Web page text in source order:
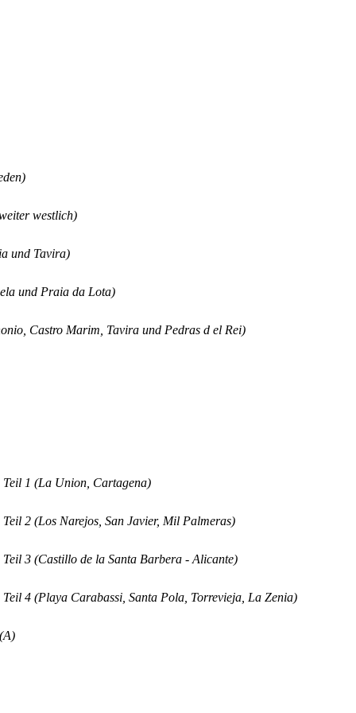
westlich)
und Tavira)
und Praia da Lota)
Castro Marim, Tavira und Pedras d el Rei)
1 (La Union, Cartagena)
2 (Los Narejos, San Javier, Mil Palmeras)
3 (Castillo de la Santa Barbera - Alicante)
4 (Playa Carabassi, Santa Pola, Torrevieja, La Zenia)